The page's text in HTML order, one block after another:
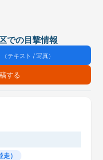
での目撃情報
（テキスト / 写真）
する
）